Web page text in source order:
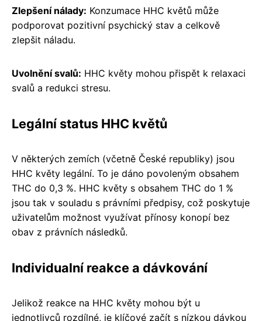
Zlepšení nálady: Konzumace HHC květů může
podporovat pozitivní psychický stav a celkově
zlepšit náladu.
Uvolnění svalů: HHC květy mohou přispět k relaxaci
svalů a redukci stresu.
Legální status HHC květů
V některých zemích (včetně České republiky) jsou
HHC květy legální. To je dáno povoleným obsahem
THC do 0,3 %. HHC květy s obsahem THC do 1 %
jsou tak v souladu s právními předpisy, což poskytuje
uživatelům možnost využívat přínosy konopí bez
obav z právních následků.
Individualní reakce a dávkování
Jelikož reakce na HHC květy mohou být u
jednotlivců rozdílné, je klíčové začít s nízkou dávkou